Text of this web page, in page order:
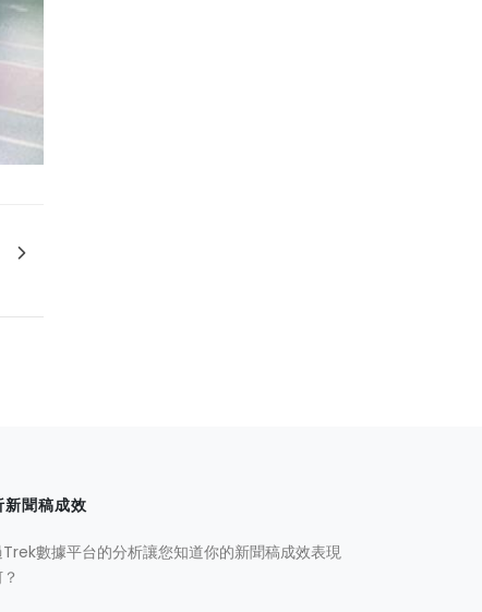
新聞稿成效
數據平台的分析讓您知道你的新聞稿成效表現